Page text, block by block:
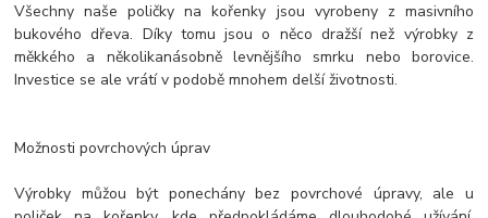
Všechny naše poličky na kořenky jsou vyrobeny z masivního
bukového dřeva. Díky tomu jsou o něco dražší než výrobky z
měkkého a několikanásobně levnějšího smrku nebo borovice.
Investice se ale vrátí v podobě mnohem delší životnosti.
Možnosti povrchových úprav
Výrobky můžou být ponechány bez povrchové úpravy, ale u